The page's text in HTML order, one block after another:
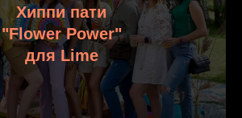
Хиппи пати
"Flower Power"
для Lime